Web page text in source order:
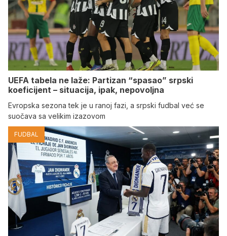
UEFA tabela ne laže: Partizan “spasao” srpski
koeficijent – situacija, ipak, nepovoljna
Evropska sezona tek je u ranoj fazi, a srpski fudbal već se
suočava sa velikim izazovom
FUDBAL